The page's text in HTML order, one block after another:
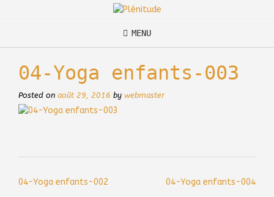
MENU
04-Yoga enfants-003
Posted on août 29, 2016 by webmaster
Post
04-Yoga enfants-002 04-Yoga enfants-004